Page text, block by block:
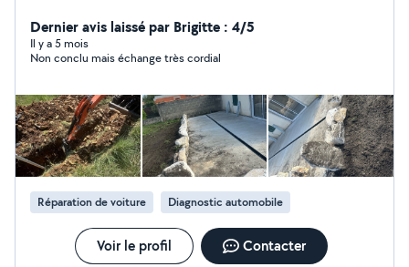
Dernier avis laissé par Brigitte : 4/5
Il y a 5 mois
Non conclu mais échange très cordial
Réparation de voiture Diagnostic automobile
Voir le profil Contacter